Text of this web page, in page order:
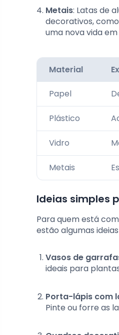
Metais: Latas de
decorativos,
uma nova vida
Material
Papel
Plástico
Vidro
Metais
Ideias simples
Para quem está
estão algumas
Vasos de
ideais para
Porta-lápis com
Pinte ou forre as